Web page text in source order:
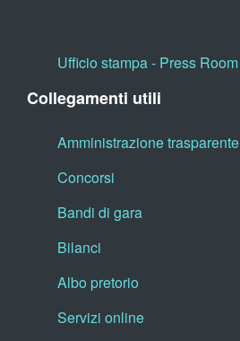
Ufficio stampa - Press Room
Collegamenti utili
Amministrazione trasparente
Concorsi
Bandi di gara
Bilanci
Albo pretorio
Servizi online